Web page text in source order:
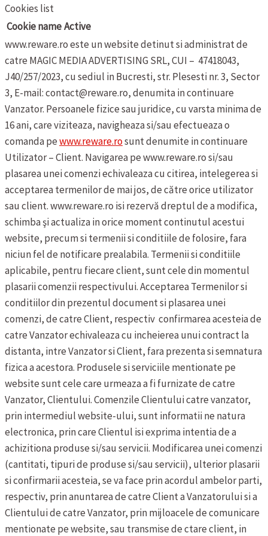
Cookies list
Cookie nameActive
www.reware.ro este un website detinut si administrat de
catre MAGIC MEDIA ADVERTISING SRL, CUI – 47418043,
J40/257/2023, cu sediul in Bucresti, str. Plesesti nr. 3, Sector
3, E-mail: contact@reware.ro, denumita in continuare
Vanzator. Persoanele fizice sau juridice, cu varsta minima de
16 ani, care viziteaza, navigheaza si/sau efectueaza o
comanda pewww.reware.rosunt denumite in continuare
Utilizator – Client. Navigarea pe www.reware.ro si/sau
plasarea unei comenzi echivaleaza cu citirea, intelegerea si
acceptarea termenilor de mai jos, de către orice utilizator
sau client.www.reware.ro isi rezervă dreptul de a modifica,
schimba şi actualiza in orice moment continutul acestui
website, precum si termenii si conditiile de folosire, fara
niciun fel de notificare prealabila. Termenii si conditiile
aplicabile, pentru fiecare client, sunt cele din momentul
plasarii comenzii respectivului.Acceptarea Termenilor si
conditiilor din prezentul document si plasarea unei
comenzi, de catre Client, respectiv confirmarea acesteia de
catre Vanzator echivaleaza cu incheierea unui contract la
distanta, intre Vanzator si Client, fara prezenta si semnatura
fizica a acestora. Produsele si serviciile mentionate pe
website sunt cele care urmeaza a fi furnizate de catre
Vanzator, Clientului. Comenzile Clientului catre vanzator,
prin intermediul website-ului, sunt informatii ne natura
electronica, prin care Clientul isi exprima intentia de a
achizitiona produse si/sau servicii. Modificarea unei comenzi
(cantitati, tipuri de produse si/sau servicii), ulterior plasarii
si confirmarii acesteia, se va face prin acordul ambelor parti,
respectiv, prin anuntarea de catre Client a Vanzatorului si a
Clientului de catre Vanzator, prin mijloacele de comunicare
mentionate pe website, sau transmise de ctare client, in